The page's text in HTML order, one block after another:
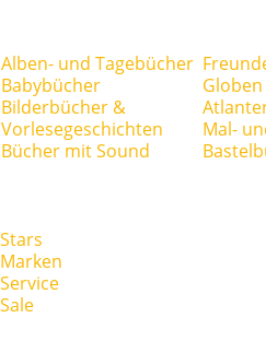
Alben- und Tagebücher
Babybücher
Bilderbücher &
Vorlesegeschichten
Bücher mit Sound
Mal-
Stars
Marken
Service
Sale